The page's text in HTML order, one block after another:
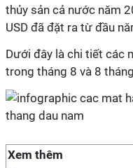
thủy sản cả nước năm
USD đã đặt ra từ đầu
Dưới đây là chi tiết các
trong tháng 8 và 8
Xem thêm